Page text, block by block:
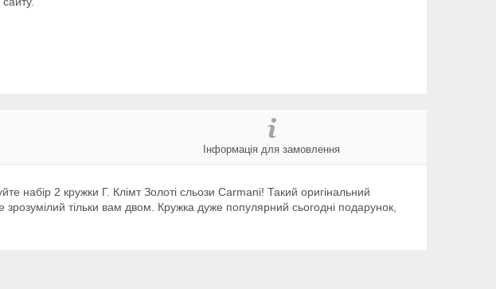
Інформація для замовлення
набір 2 кружки Г. Клімт Золоті сльози Carmani! Такий оригінальний
тільки вам двом. Кружка дуже популярний сьогодні подарунок,